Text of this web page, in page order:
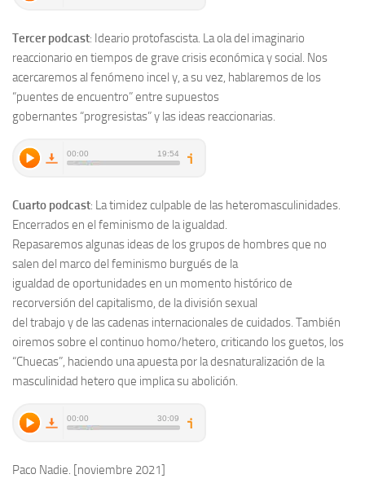
Tercer podcast: Ideario protofascista. La ola del imaginario
reaccionario en tiempos de grave crisis económica y social. Nos
acercaremos al fenómeno incel y, a su vez, hablaremos de los
“puentes de encuentro”entre supuestos
gobernantes “progresistas”y las ideas reaccionarias.
Cuarto podcast: La timidez culpable de las heteromasculinidades.
Encerrados en el feminismo de la igualdad.
Repasaremos algunas ideas de los grupos de hombres que no
salen del marco del feminismo burgués de la
igualdad de oportunidadesen un momento histórico de
recorversión del capitalismo, de la división sexual
del trabajo y de las cadenas internacionales de cuidados. También
oiremossobre el continuo homo/hetero, criticando los guetos, los
“Chuecas”, haciendo una apuesta por la desnaturalización de la
masculinidad hetero que implicasu abolición.
Paco Nadie. [noviembre 2021]